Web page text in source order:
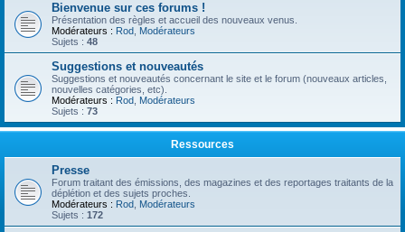
Bienvenue sur ces forums !
Présentation des règles et accueil des nouveaux venus.
Modérateurs : Rod Modérateurs
Sujets : 48
Suggestions et nouveautés
Suggestions et nouveautés concernant le site et le forum (nouveaux articles,
nouvelles catégories, etc).
Modérateurs : Rod Modérateurs
Sujets : 73
Ressources
Presse
Forum traitant des émissions, des magazines et des reportages traitants de la
déplétion et des sujets proches.
Modérateurs : Rod Modérateurs
Sujets : 172